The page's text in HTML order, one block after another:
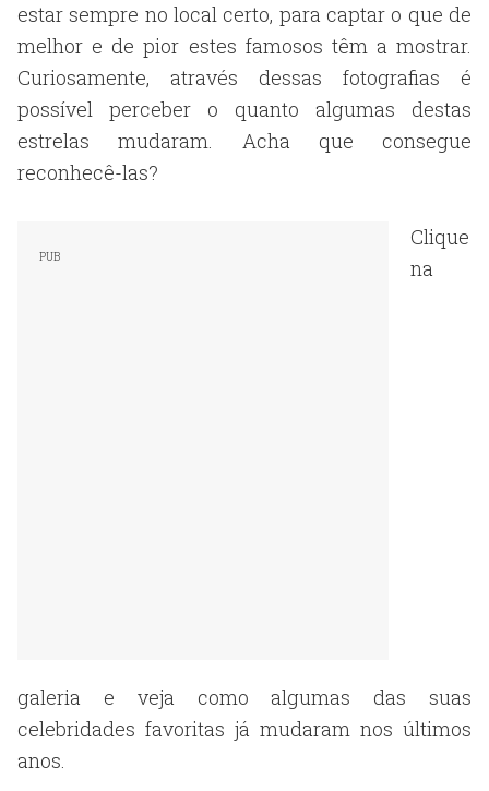
estar sempre no local certo, para captar o que de
melhor e de pior estes famosos têm a mostrar.
Curiosamente, através dessas fotografias é
possível perceber o quanto algumas destas
estrelas mudaram. Acha que consegue
reconhecê-las?
Clique
na
galeria e veja como algumas das suas
celebridades favoritas já mudaram nos últimos
anos.